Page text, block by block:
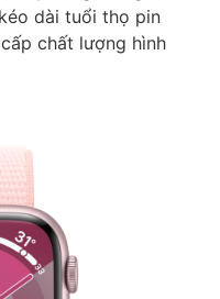
dài tuổi thọ pin
chất lượng hình